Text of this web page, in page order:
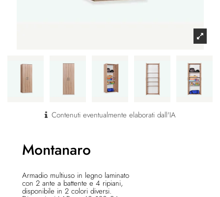
Contenuti eventualmente elaborati dall'IA
Montanaro
Armadio multiuso in legno laminato
con 2 ante a battente e 4 ripiani,
disponibile in 2 colori diversi.